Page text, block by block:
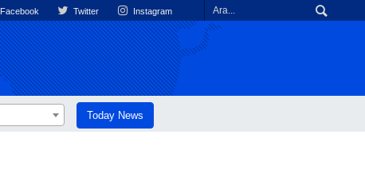
Facebook Twitter Instagram
Today News